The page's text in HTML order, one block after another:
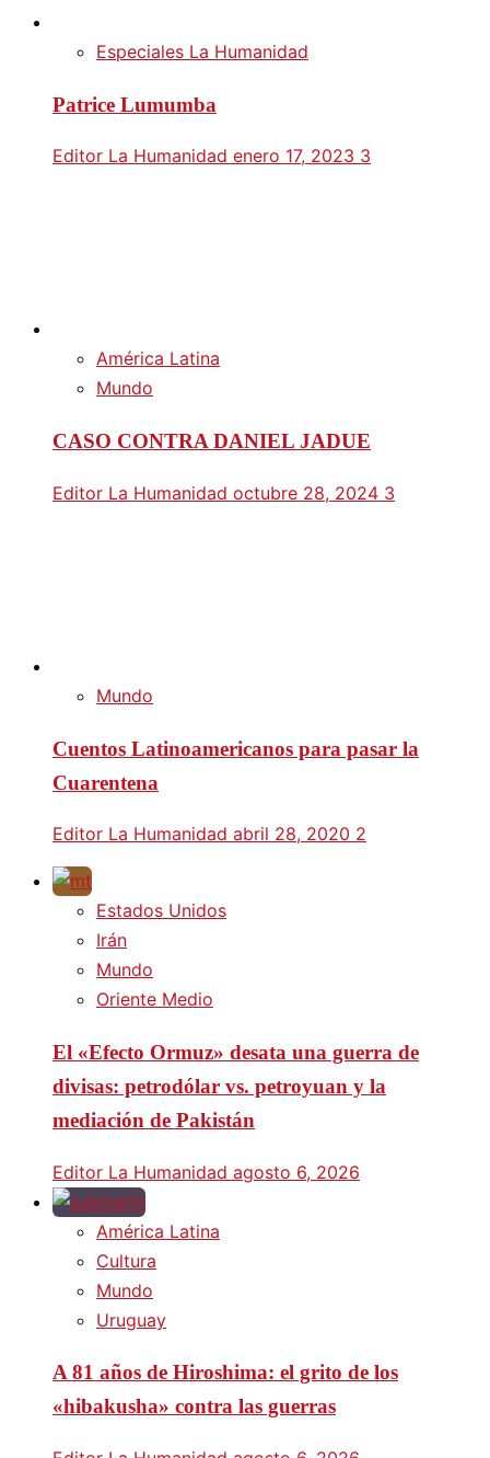
Especiales La Humanidad
Patrice Lumumba
Editor La Humanidad enero 17, 2023 3
América Latina
Mundo
CASO CONTRA DANIEL JADUE
Editor La Humanidad octubre 28, 2024 3
Mundo
Cuentos Latinoamericanos para pasar la
Cuarentena
Editor La Humanidad abril 28, 2020 2
Estados Unidos
Irán
Mundo
Oriente Medio
El «Efecto Ormuz» desata una guerra de
divisas: petrodólar vs. petroyuan y la
mediación de Pakistán
Editor La Humanidad agosto 6, 2026
América Latina
Cultura
Mundo
Uruguay
A 81 años de Hiroshima: el grito de los
«hibakusha» contra las guerras